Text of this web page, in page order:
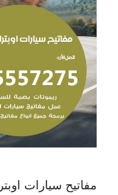
مفاتيح سيارات